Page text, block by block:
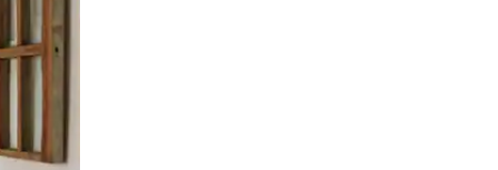
de toque ou deslize.